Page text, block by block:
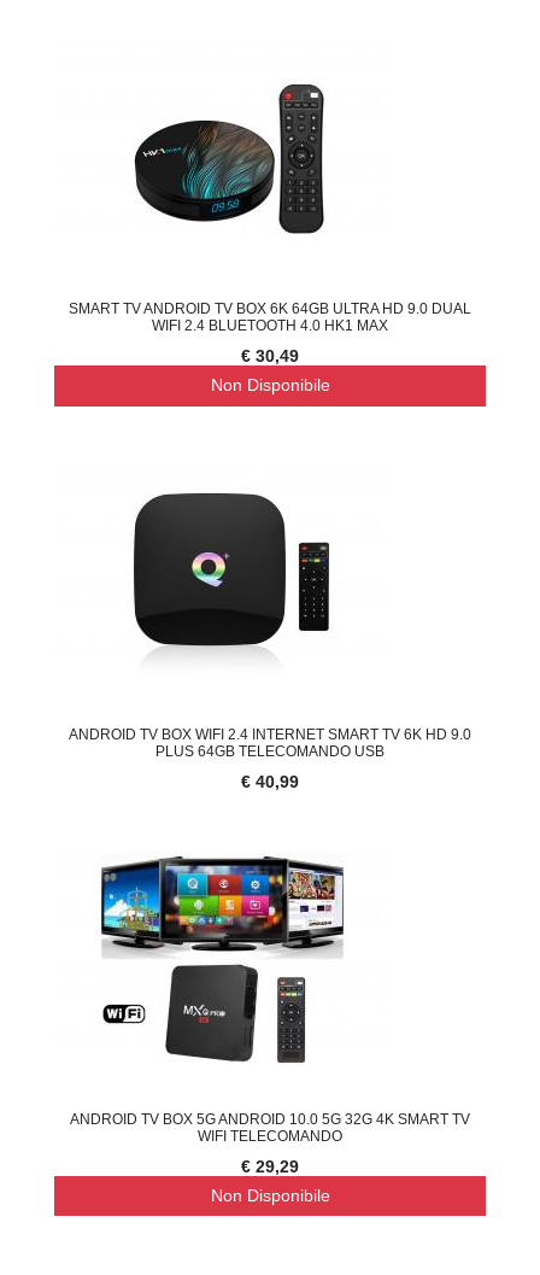
SMART TV ANDROID TV BOX 6K 64GB ULTRA HD 9.0 DUAL
WIFI 2.4 BLUETOOTH 4.0 HK1 MAX
€ 30,49
Non Disponibile
ANDROID TV BOX WIFI 2.4 INTERNET SMART TV 6K HD 9.0
PLUS 64GB TELECOMANDO USB
€ 40,99
ANDROID TV BOX 5G ANDROID 10.0 5G 32G 4K SMART TV
WIFI TELECOMANDO
€ 29,29
Non Disponibile